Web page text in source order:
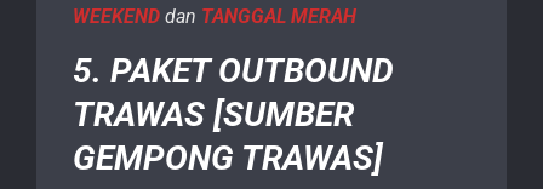
WEEKEND dan TANGGAL MERAH
5. PAKET OUTBOUND
TRAWAS [SUMBER
GEMPONG TRAWAS]